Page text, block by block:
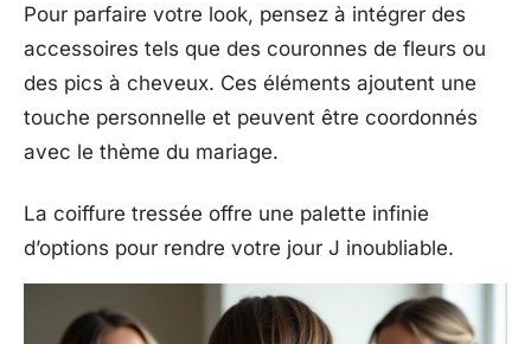
Pour parfaire votre look, pensez à intégrer des
accessoires tels que des couronnes de fleurs ou
des pics à cheveux. Ces éléments ajoutent une
touche personnelle et peuvent être coordonnés
avec le thème du mariage.
La coiffure tressée offre une palette infinie
d’options pour rendre votre jour J inoubliable.